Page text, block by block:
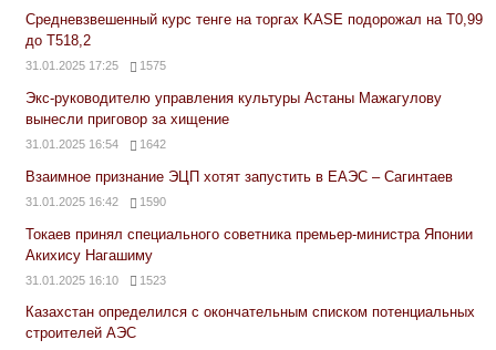
Средневзвешенный курс тенге на торгах KASE подорожал на Т0,99
до Т518,2
31.01.2025 17:25 1575
Экс-руководителю управления культуры Астаны Мажагулову
вынесли приговор за хищение
31.01.2025 16:54 1642
Взаимное признание ЭЦП хотят запустить в ЕАЭС – Сагинтаев
31.01.2025 16:42 1590
Токаев принял специального советника премьер-министра Японии
Акихису Нагашиму
31.01.2025 16:10 1523
Казахстан определился с окончательным списком потенциальных
строителей АЭС